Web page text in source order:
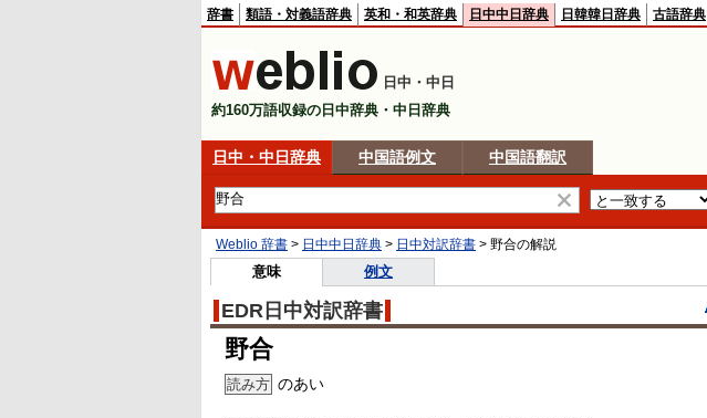
辞書 類語・対義語辞典 英和・和英辞典 日中中日辞典 日韓韓日辞典 古語辞典
日中・中日
約160万語収録の日中辞典・中日辞典
日中・中日辞典 中国語例文 中国語翻訳
Weblio 辞書 > 日中中日辞典 > 日中対訳辞書 > 野合の解説
意味 例文
EDR日中対訳辞書
野合
読み方 のあい